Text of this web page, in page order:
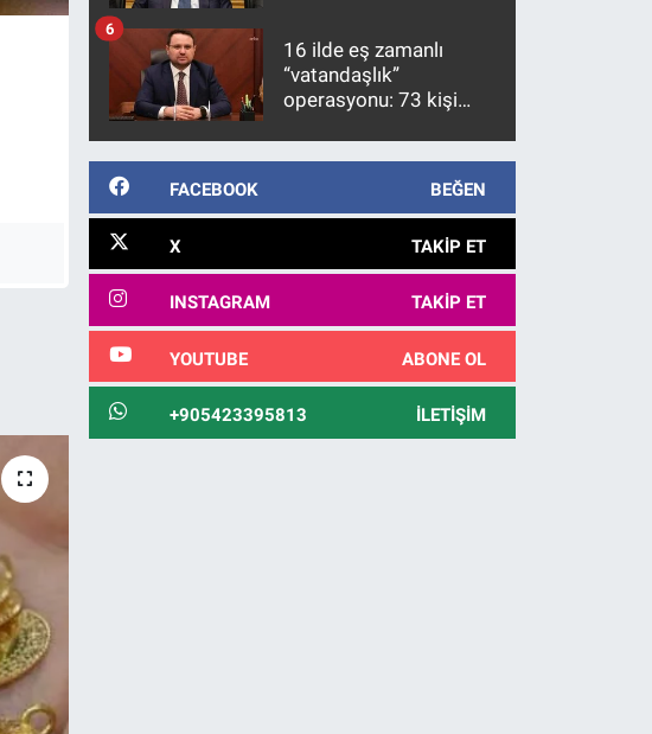
kanunlaşacağı
görülmektedir
16 ilde eş zamanlı
“vatandaşlık”
operasyonu: 73 kişi
6
FACEBOOK BEĞEN
X TAKIP ET
INSTAGRAM TAKIP ET
YOUTUBE ABONE OL
+905423395813 İLETIŞIM